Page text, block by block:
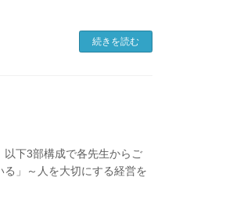
続きを読む
下3部構成で各先生からご
」～人を大切にする経営を